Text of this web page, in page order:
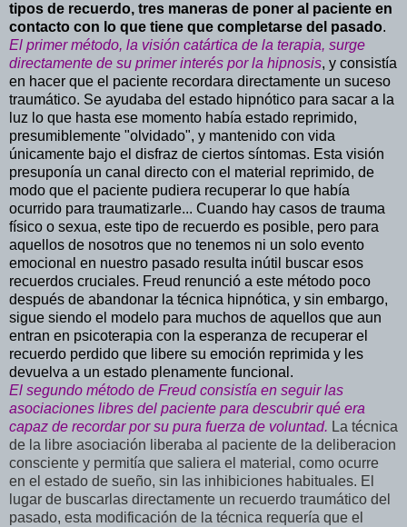
tipos de recuerdo, tres maneras de poner al paciente en
contacto con lo que tiene que completarse del pasado.
El primer método, la visión catártica de la terapia, surge
directamente de su primer interés por la hipnosis, y consistía
en hacer que el paciente recordara directamente un suceso
traumático. Se ayudaba del estado hipnótico para sacar a la
luz lo que hasta ese momento había estado reprimido,
presumiblemente "olvidado", y mantenido con vida
únicamente bajo el disfraz de ciertos síntomas. Esta visión
presuponía un canal directo con el material reprimido, de
modo que el paciente pudiera recuperar lo que había
ocurrido para traumatizarle... Cuando hay casos de trauma
físico o sexua, este tipo de recuerdo es posible, pero para
aquellos de nosotros que no tenemos ni un solo evento
emocional en nuestro pasado resulta inútil buscar esos
recuerdos cruciales. Freud renunció a este método poco
después de abandonar la técnica hipnótica, y sin embargo,
sigue siendo el modelo para muchos de aquellos que aun
entran en psicoterapia con la esperanza de recuperar el
recuerdo perdido que libere su emoción reprimida y les
devuelva a un estado plenamente funcional.
El segundo método de Freud consistía en seguir las
asociaciones libres del paciente para descubrir qué era
capaz de recordar por su pura fuerza de voluntad. La técnica
de la libre asociación liberaba al paciente de la deliberacion
consciente y permitía que saliera el material, como ocurre
en el estado de sueño, sin las inhibiciones habituales. El
lugar de buscarlas directamente un recuerdo traumático del
pasado, esta modificación de la técnica requería que el